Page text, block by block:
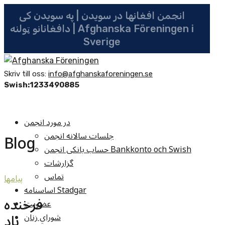
انجمن افغانها در سویدن | په سویدن کی
دافغانانو ټولنه | Afghanska Föreningen i
Sverige
Skriv till oss: info@afghanskaforeningen.se
Swish:1233490885
در مورد انجمن
جلسات سالانه انجمن
حساب بانکی انجمن Bankkonto och Swish
گزارشات
تماس
اساسنامه Stadgar
عضویت
شوراي زنان
Blog
پيامها
فرخنده